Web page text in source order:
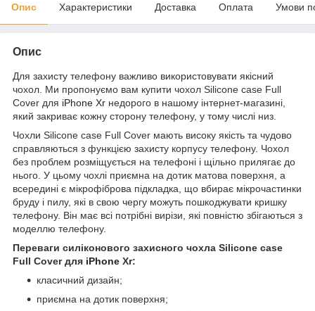
Опис Характеристики Доставка Оплата Умови
Опис
Для захисту телефону важливо використовувати якісний
чохол. Ми пропонуємо вам купити чохол Silicone case Full
Cover для iPhone Xr недорого в нашому інтернет-магазині,
який закриває кожну сторону телефону, у тому числі низ.
Чохли Silicone case Full Cover мають високу якість та чудово
справляються з функцією захисту корпусу телефону. Чохол
без проблем розміщується на телефоні і щільно прилягає до
нього. У цьому чохлі приємна на дотик матова поверхня, а
всередині є мікрофіброва підкладка, що вбирає мікрочастинки
бруду і пилу, які в свою чергу можуть пошкоджувати кришку
телефону. Він має всі потрібні вирізи, які повністю збігаються з
моделлю телефону.
Переваги силіконового захисного чохла Silicone case
Full Cover для iPhone Xr:
класичний дизайн;
приємна на дотик поверхня;